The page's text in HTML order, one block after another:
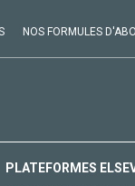
NOS FORMULES
PLATEFORMES